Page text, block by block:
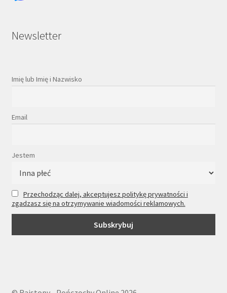
Newsletter
Imię lub Imię i Nazwisko
Email
Jestem
Przechodząc dalej, akceptujesz politykę prywatności i
zgadzasz się na otrzymywanie wiadomości reklamowych.